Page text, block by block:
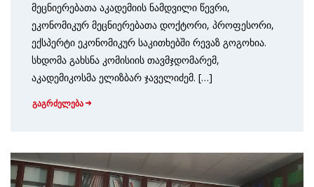
მეცნიერებათა აკადემიის ნამდვილი წევრი,
ეკონომიკურ მეცნიერებათა დოქტორი, პროფესორი,
ექსპერტი ეკონომიკურ საკითხებში რევაზ გოგოხია.
სხდომა გახსნა კომისიის თავმჯდომარემ,
აკადემიკოსმა ელიზბარ ჯაველიძემ. […]
გაგრძელება